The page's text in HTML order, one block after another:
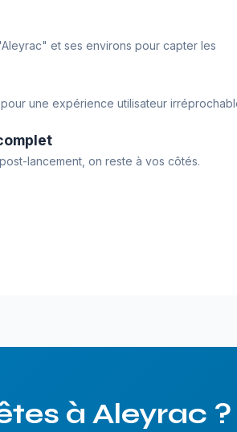
et ses environs pour capter les
une expérience utilisateur
lancement, on reste à vos côtés.
à Aleyrac